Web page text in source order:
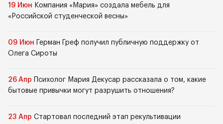
19 Июн Компания «Мария» создала мебель для
«Российской студенческой весны»
09 Июн
Герман Греф получил публичную поддержку от
Олега Сироты
26 Апр
Психолог Мария Декусар рассказала о том, какие
бытовые привычки могут разрушить отношения?
23 Апр Стартовал последний этап рекультивации